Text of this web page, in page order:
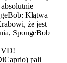
Klątwa
że jest
SpongeBob
pali